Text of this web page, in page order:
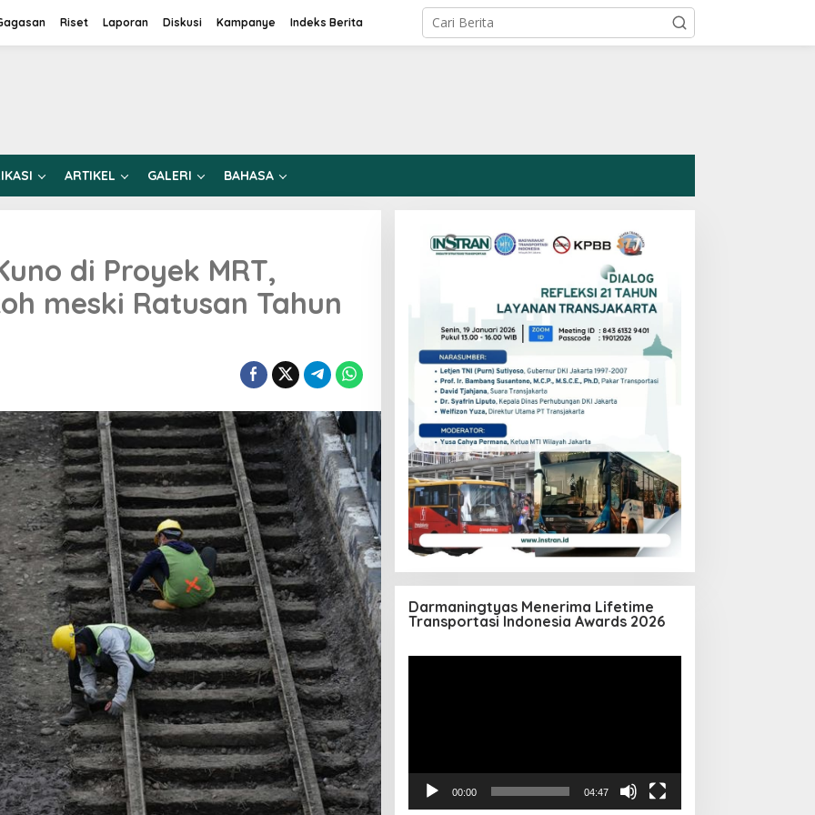
Riset Laporan Diskusi Kampanye Indeks Berita
ARTIKEL GALERI BAHASA
di Proyek MRT,
meski Ratusan Tahun
Darmaningtyas Menerima Lifetime
Transportasi Indonesia Awards 2026
00:00 04:47